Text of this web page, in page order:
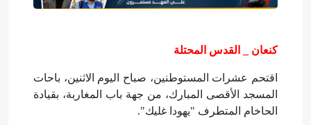
كنعان _ القدس المحتلة
اقتحم عشرات المستوطنين، صباح اليوم الاثنين، باحات
المسجد الأقصى المبارك، من جهة باب المغاربة، بقيادة
الحاخام المتطرف "يهودا غليك".